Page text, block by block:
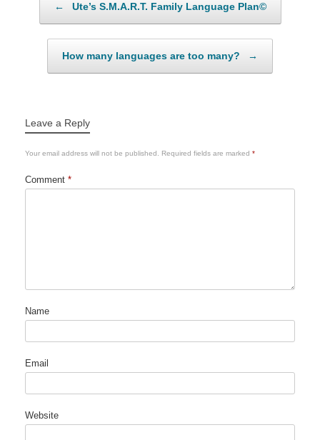
← Ute’s S.M.A.R.T. Family Language Plan©
How many languages are too many? →
Leave a Reply
Your email address will not be published. Required fields are marked *
Comment *
Name
Email
Website